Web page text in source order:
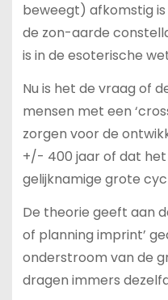
beweegt) afkomstig
de zon-aarde
is in de esoterische
Nu is het de vraag of
mensen met een
zorgen voor de
+/- 400 jaar of dat
gelijknamige grote
De theorie geeft aan
of planning imprint’
onderstroom van de
dragen immers